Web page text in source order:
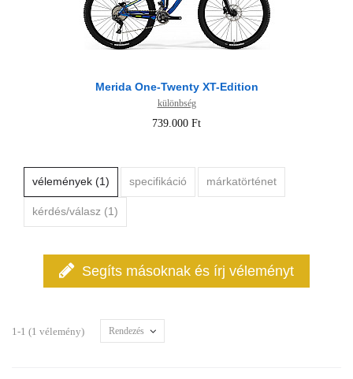
Merida One-Twenty XT-Edition
különbség
739.000 Ft
vélemények (1) specifikáció márkatörténet
kérdés/válasz (1)
Segíts másoknak és írj véleményt
1-1 (1 vélemény) Rendezés